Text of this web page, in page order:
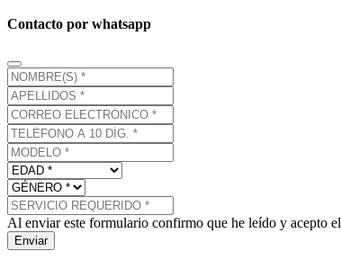
Contacto por whatsapp
Al enviar este formulario confirmo que he leído y acepto el
Enviar